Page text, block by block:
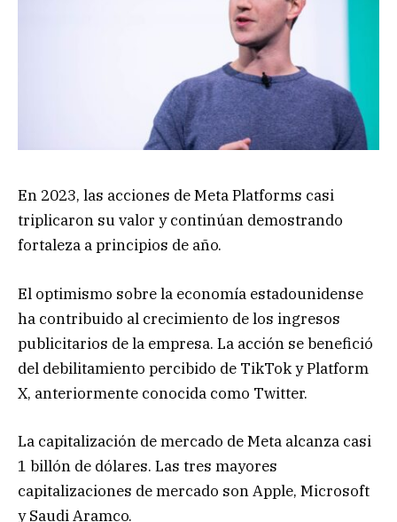
En 2023, las acciones de Meta Platforms casi
triplicaron su valor y continúan demostrando
fortaleza a principios de año.
El optimismo sobre la economía estadounidense
ha contribuido al crecimiento de los ingresos
publicitarios de la empresa. La acción se benefició
del debilitamiento percibido de TikTok y Platform
X, anteriormente conocida como Twitter.
La capitalización de mercado de Meta alcanza casi
1 billón de dólares. Las tres mayores
capitalizaciones de mercado son Apple, Microsoft
y Saudi Aramco.